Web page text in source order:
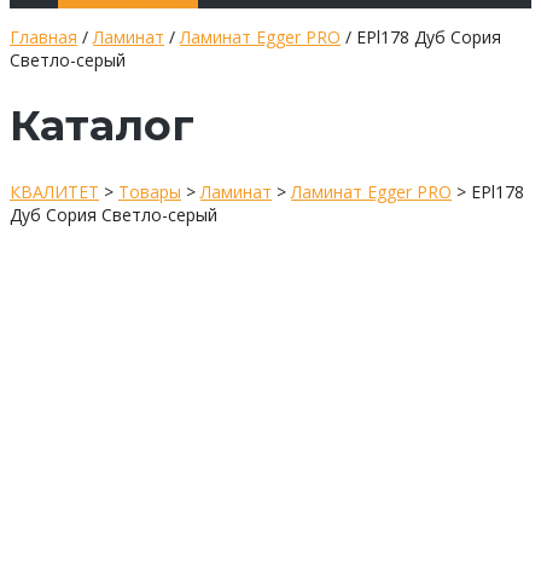
Главная /Ламинат /Ламинат Egger PRO / EPl178 Дуб Сория
Светло-серый
Каталог
КВАЛИТЕТ > Товары >Ламинат >Ламинат Egger PRO > EPl178
Дуб Сория Светло-серый